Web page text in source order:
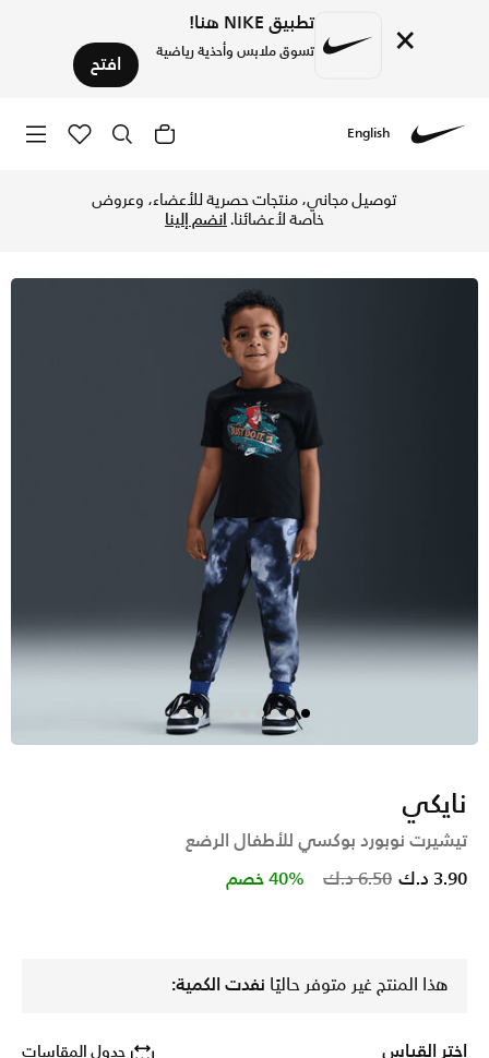
× تطبيق NIKE هنا!
تسوق ملابس وأحذية رياضية افتح
English
توصيل مجاني، منتجات حصرية للأعضاء، وعروض
خاصة لأعضائنا.انضم إلينا
نايكي
تيشيرت نوبورد بوكسي للأطفال الرضع
Price reduced from
6.50 د.ك to 3.90 د.ك 40% خصم
هذا المنتج غير متوفر حاليًا نفدت الكمية:
اختر القياس جدول المقاسات